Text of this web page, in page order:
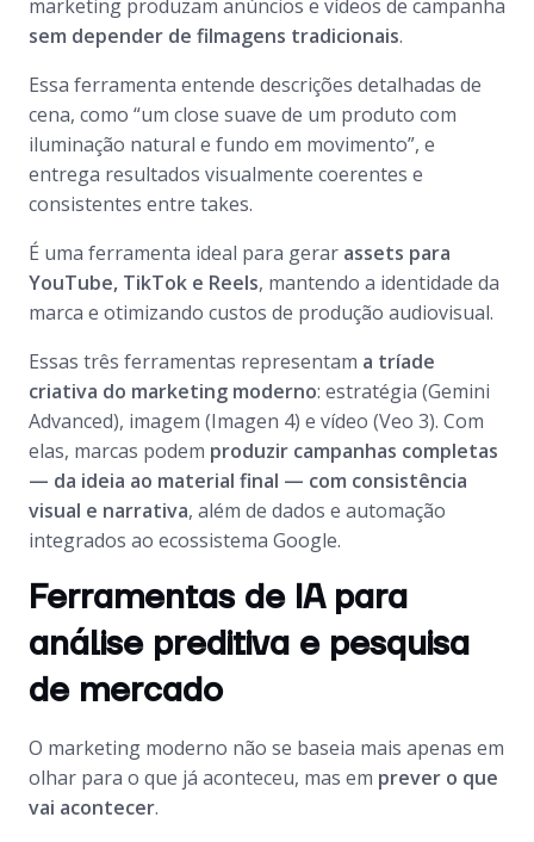
marketing produzam anúncios e vídeos de campanha
sem depender de filmagens tradicionais.
Essa ferramenta entende descrições detalhadas de
cena, como “um close suave de um produto com
iluminação natural e fundo em movimento”, e
entrega resultados visualmente coerentes e
consistentes entre takes.
É uma ferramenta ideal para gerar assets para
YouTube, TikTok e Reels, mantendo a identidade da
marca e otimizando custos de produção audiovisual.
Essas três ferramentas representam a tríade
criativa do marketing moderno: estratégia (Gemini
Advanced), imagem (Imagen 4) e vídeo (Veo 3). Com
elas, marcas podem produzir campanhas completas
— da ideia ao material final — com consistência
visual e narrativa, além de dados e automação
integrados ao ecossistema Google.
Ferramentas de IA para
análise preditiva e pesquisa
de mercado
O marketing moderno não se baseia mais apenas em
olhar para o que já aconteceu, mas em prever o que
vai acontecer.